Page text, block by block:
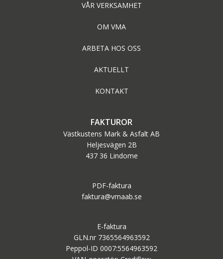
VÅR VERKSAMHET
OM VMA
ARBETA HOS OSS
AKTUELLT
KONTAKT
FAKTUROR
Västkustens Mark & Asfalt AB
Heljesvägen 2B
437 36 Lindome
PDF-faktura
faktura@vmaab.se
E-faktura
GLN.nr 7365564963592
Peppol-ID 0007:5564963592